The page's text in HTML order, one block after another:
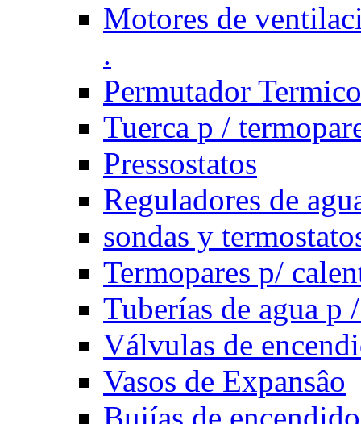
Motores de
.
Permutador Termico
Tuerca p /
Pressostatos
Reguladores de
sondas y
Termopares p/
Tuberías de agua p
Válvulas de
Vasos de Expansâo